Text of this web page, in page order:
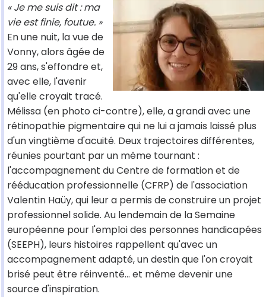
« Je me suis dit : ma
vie est finie, foutue. »
En une nuit, la vue de
Vonny, alors âgée de
29 ans, s'effondre et,
avec elle, l'avenir
qu'elle croyait tracé.
Mélissa (en photo ci-contre), elle, a grandi avec une
rétinopathie pigmentaire qui ne lui a jamais laissé plus
d'un vingtième d'acuité. Deux trajectoires différentes,
réunies pourtant par un même tournant :
l'accompagnement du Centre de formation et de
rééducation professionnelle (CFRP) de l'association
Valentin Haüy, qui leur a permis de construire un projet
professionnel solide. Au lendemain de la Semaine
européenne pour l'emploi des personnes handicapées
(SEEPH), leurs histoires rappellent qu'avec un
accompagnement adapté, un destin que l'on croyait
brisé peut être réinventé... et même devenir une
source d'inspiration.